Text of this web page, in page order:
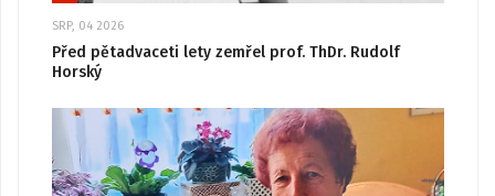
SRP, 04 2026
Před pětadvaceti lety zemřel prof. ThDr. Rudolf
Horský